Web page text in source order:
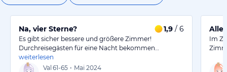
Na, vier Sterne? 1,9 / 6
Es gibt sicher bessere und größere Zimmer!
Durchreisegästen für eine Nacht bekommen…
weiterlesen
Val 61-65 • Mai 2024
Im